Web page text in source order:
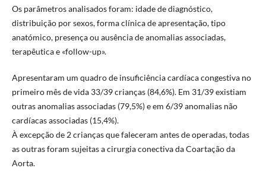
Os parâmetros analisados foram: idade de diagnóstico,
distribuição por sexos, forma clínica de apresentação, tipo
anatómico, presença ou ausência de anomalias associadas,
terapêutica e «follow-up».
Apresentaram um quadro de insuficiência cardíaca congestiva no
primeiro mês de vida 33/39 crianças (84,6%). Em 31/39 existiam
outras anomalias associadas (79,5%) e em 6/39 anomalias não
cardíacas associadas (15,4%).
À excepção de 2 crianças que faleceram antes de operadas, todas
as outras foram sujeitas a cirurgia conectiva da Coartação da
Aorta.